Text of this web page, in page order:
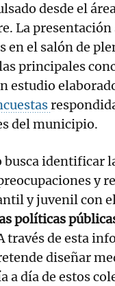
desde el
La presentación
en el salón de
principales
estudio
del municipio.
busca identificar
y
y juvenil con
políticas
través de esta
diseñar
a día de estos